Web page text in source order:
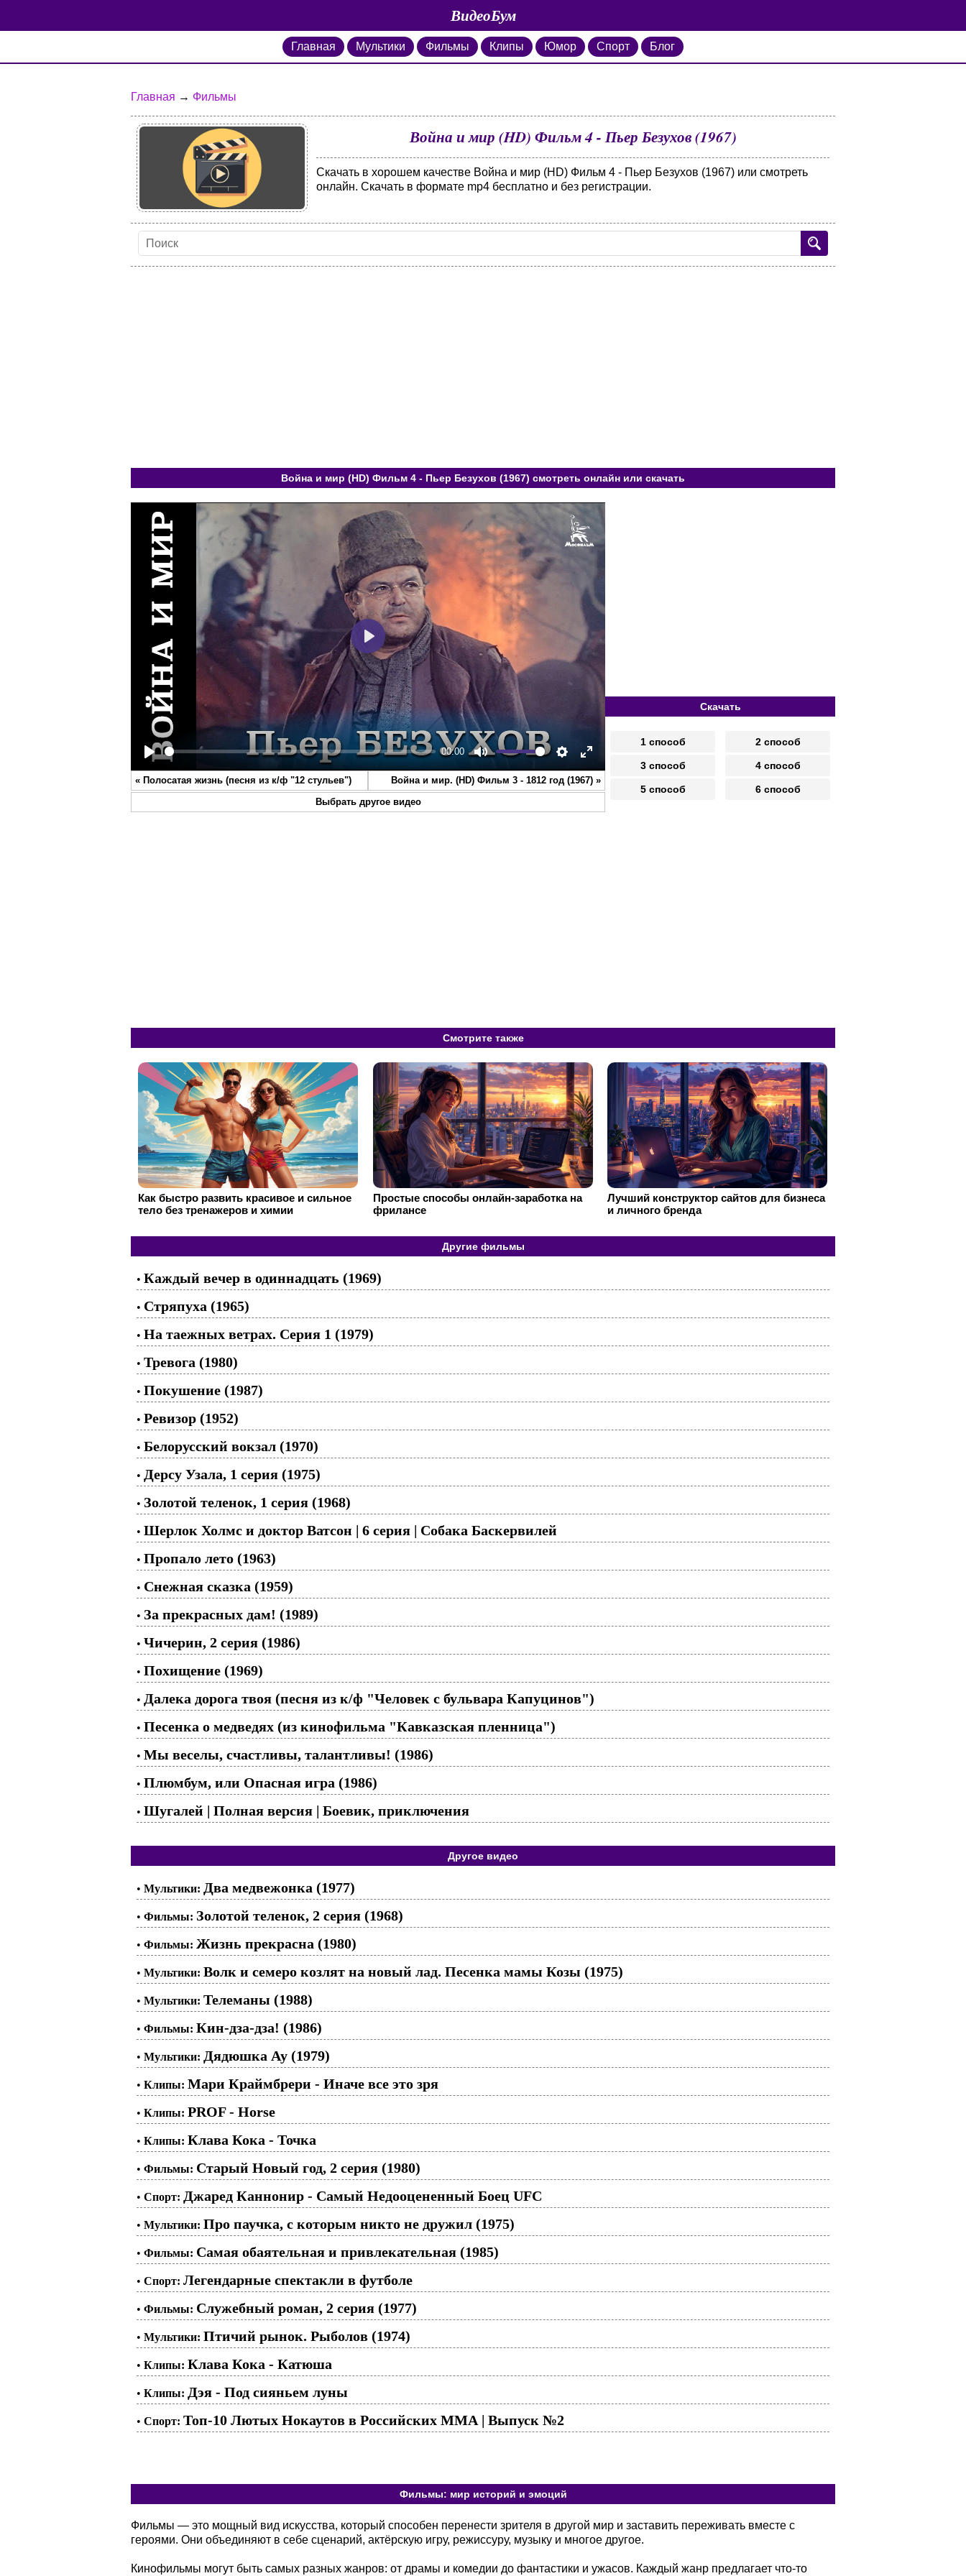
ВидеоБум
Главная Мультики Фильмы Клипы Юмор Спорт Блог
Главная → Фильмы
Война и мир (HD) Фильм 4 - Пьер Безухов (1967)
Скачать в хорошем качестве Война и мир (HD) Фильм 4 - Пьер Безухов (1967) или смотреть
онлайн. Скачать в формате mp4 бесплатно и без регистрации.
Война и мир (HD) Фильм 4 - Пьер Безухов (1967) смотреть онлайн или скачать
Play
00:00
Mute Settings
Enter
fullscreen
Play
« Полосатая жизнь (песня из к/ф "12 стульев") Война и мир. (HD) Фильм 3 - 1812 год (1967) »
Выбрать другое видео
Скачать
1 способ 2 способ
3 способ 4 способ
5 способ 6 способ
Смотрите также
Как быстро развить красивое и сильное
тело без тренажеров и химии
Простые способы онлайн-заработка на
фрилансе
Лучший конструктор сайтов для бизнеса
и личного бренда
Другие фильмы
• Каждый вечер в одиннадцать (1969)
• Стряпуха (1965)
• На таежных ветрах. Серия 1 (1979)
• Тревога (1980)
• Покушение (1987)
• Ревизор (1952)
• Белорусский вокзал (1970)
• Дерсу Узала, 1 серия (1975)
• Золотой теленок, 1 серия (1968)
• Шерлок Холмс и доктор Ватсон | 6 серия | Собака Баскервилей
• Пропало лето (1963)
• Снежная сказка (1959)
• За прекрасных дам! (1989)
• Чичерин, 2 серия (1986)
• Похищение (1969)
• Далека дорога твоя (песня из к/ф "Человек с бульвара Капуцинов")
• Песенка о медведях (из кинофильма "Кавказская пленница")
• Мы веселы, счастливы, талантливы! (1986)
• Плюмбум, или Опасная игра (1986)
• Шугалей | Полная версия | Боевик, приключения
Другое видео
• Мультики: Два медвежонка (1977)
• Фильмы: Золотой теленок, 2 серия (1968)
• Фильмы: Жизнь прекрасна (1980)
• Мультики: Волк и семеро козлят на новый лад. Песенка мамы Козы (1975)
• Мультики: Телеманы (1988)
• Фильмы: Кин-дза-дза! (1986)
• Мультики: Дядюшка Ау (1979)
• Клипы: Мари Краймбрери - Иначе все это зря
• Клипы: PROF - Horse
• Клипы: Клава Кока - Точка
• Фильмы: Старый Новый год, 2 серия (1980)
• Спорт: Джаред Каннонир - Самый Недооцененный Боец UFC
• Мультики: Про паучка, с которым никто не дружил (1975)
• Фильмы: Самая обаятельная и привлекательная (1985)
• Спорт: Легендарные спектакли в футболе
• Фильмы: Служебный роман, 2 серия (1977)
• Мультики: Птичий рынок. Рыболов (1974)
• Клипы: Клава Кока - Катюша
• Клипы: Дэя - Под сияньем луны
• Спорт: Топ-10 Лютых Нокаутов в Российских ММА | Выпуск №2
Фильмы: мир историй и эмоций
Фильмы — это мощный вид искусства, который способен перенести зрителя в другой мир и заставить переживать вместе с
героями. Они объединяют в себе сценарий, актёрскую игру, режиссуру, музыку и многое другое.
Кинофильмы могут быть самых разных жанров: от драмы и комедии до фантастики и ужасов. Каждый жанр предлагает что-то